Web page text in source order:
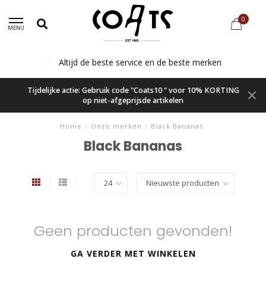
MENU
0
Altijd de beste service en de beste merken
Tijdelijke actie: Gebruik code "Coats10 " voor 10% KORTING
op niet-afgeprijsde artikelen
Home / Onze merken / Black Bananas
Black Bananas
Geen producten gevonden!
GA VERDER MET WINKELEN